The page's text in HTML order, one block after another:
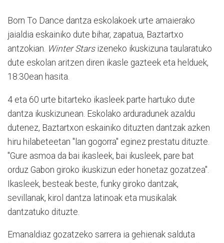
Born To Dance dantza eskolakoek urte amaierako
jaialdia eskainiko dute bihar, zapatua, Baztartxo
antzokian. Winter Starsizeneko ikuskizuna taularatuko
dute eskolan aritzen diren ikasle gazteek eta helduek,
18:30ean hasita.
4 eta 60 urte bitarteko ikasleek parte hartuko dute
dantza ikuskizunean. Eskolako arduradunek azaldu
dutenez, Baztartxon eskainiko dituzten dantzak azken
hiru hilabeteetan "lan gogorra" eginez prestatu dituzte.
"Gure asmoa da bai ikasleek, bai ikusleek, pare bat
orduz Gabon giroko ikuskizun eder honetaz gozatzea".
Ikasleek, besteak beste, funky giroko dantzak,
sevillanak, kirol dantza latinoak eta musikalak
dantzatuko dituzte.
Emanaldiaz gozatzeko sarrera ia gehienak salduta